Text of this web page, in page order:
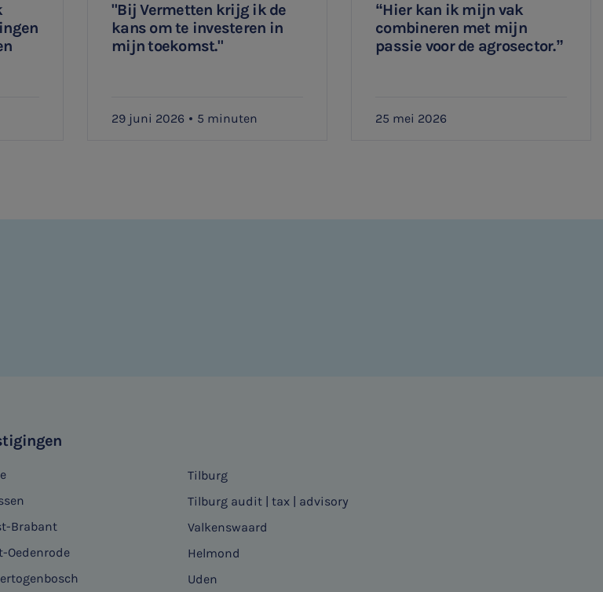
"Bij Vermetten krijg ik de
kans om te investeren in
mijn toekomst."
29 juni 2026 5 minuten
“Hier kan ik mijn vak
combineren met mijn
passie voor de agrosector.”
25 mei 2026
Brabant
Oedenrode
Tilburg
Tilburg audit | tax | advisory
Valkenswaard
Helmond
Uden